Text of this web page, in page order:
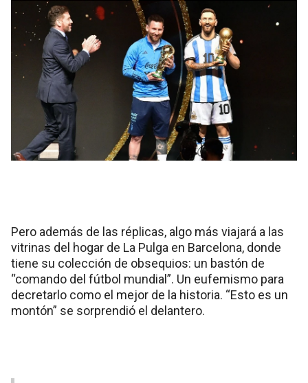
Pero además de las réplicas, algo más viajará a las
vitrinas del hogar de La Pulga en Barcelona, donde
tiene su colección de obsequios: un bastón de
“comando del fútbol mundial”. Un eufemismo para
decretarlo como el mejor de la historia. “Esto es un
montón” se sorprendió el delantero.